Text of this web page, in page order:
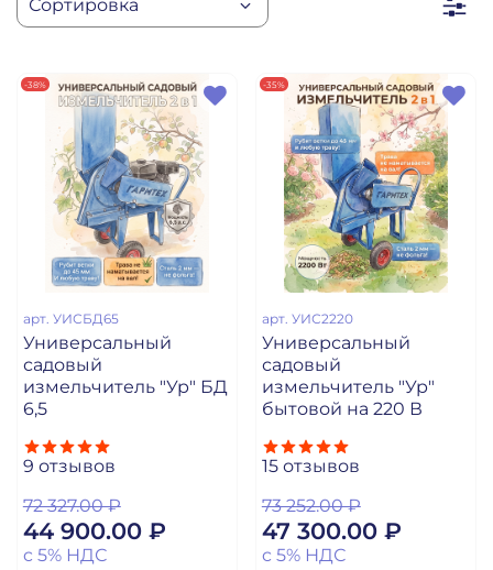
-38%
арт. УИСБД65
Универсальный
садовый
измельчитель "Ур" БД
6,5
9 отзывов
72 327.00 ₽
44 900.00 ₽
c 5% НДС
-35%
арт. УИС2220
Универсальный
садовый
измельчитель "Ур"
бытовой на 220 В
15 отзывов
73 252.00 ₽
47 300.00 ₽
c 5% НДС